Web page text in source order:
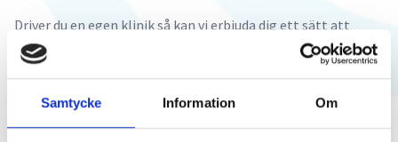
Samtycke Information Om
Driver du en egen klinik så kan vi erbjuda dig ett sätt att
fortsätta driva din verksamhet och samtidigt dra nytta av
att vara en del av en större organisation. Läs mer här.